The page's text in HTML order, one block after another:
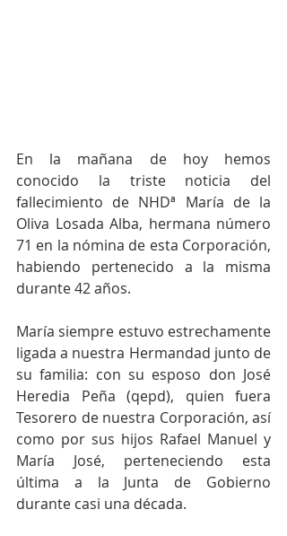
En la mañana de hoy hemos
conocido la triste noticia del
fallecimiento de NHDª María de la
Oliva Losada Alba, hermana número
71 en la nómina de esta Corporación,
habiendo pertenecido a la misma
durante 42 años.
María siempre estuvo estrechamente
ligada a nuestra Hermandad junto de
su familia: con su esposo don José
Heredia Peña (qepd), quien fuera
Tesorero de nuestra Corporación, así
como por sus hijos Rafael Manuel y
María José, perteneciendo esta
última a la Junta de Gobierno
durante casi una década.